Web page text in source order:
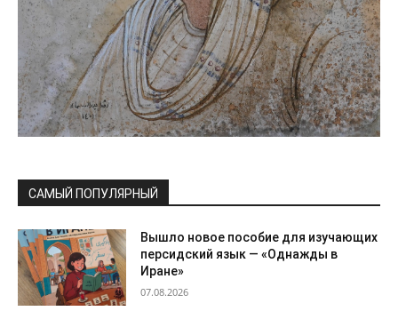
САМЫЙ ПОПУЛЯРНЫЙ
Вышло новое пособие для изучающих
персидский язык — «Однажды в
Иране»
07.08.2026